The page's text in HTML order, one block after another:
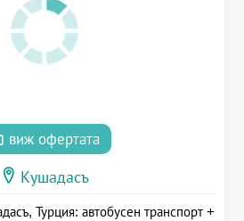
виж офертата
Кушадасъ
Турция: автобусен транспорт +